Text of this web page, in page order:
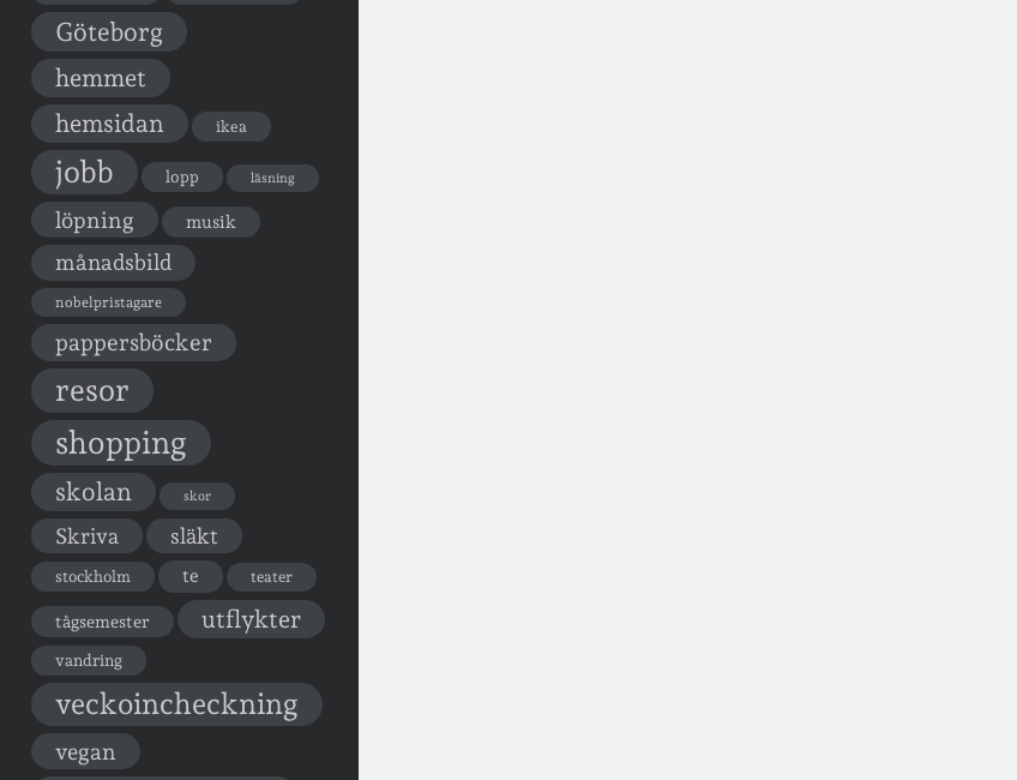
Göteborg
hemmet
hemsidan
ikea
jobb lopp läsning
löpning musik
månadsbild
nobelpristagare
pappersböcker
resor
shopping
skolan skor
Skriva släkt
stockholm te teater
tågsemester utflykter
vandring
veckoincheckning
vegan